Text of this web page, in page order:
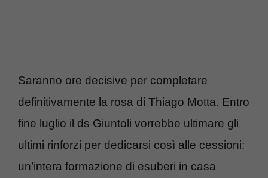
Saranno ore decisive per completare
definitivamente la rosa di Thiago Motta. Entro
fine luglio il ds Giuntoli vorrebbe ultimare gli
ultimi rinforzi per dedicarsi così alle cessioni:
un’intera formazione di esuberi in casa